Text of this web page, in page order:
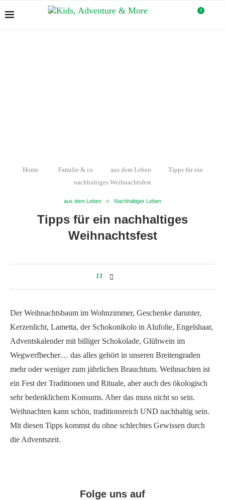
0
Home Familie & co aus dem Leben
Tipps für ein
nachhaltiges Weihnachtsfest
aus dem Leben Nachhaltiger Leben
Tipps für ein nachhaltiges
Weihnachtsfest
11
Der Weihnachtsbaum im Wohnzimmer, Geschenke darunter,
Kerzenlicht, Lametta, der Schokonikolo in Alufolie, Engelshaar,
Adventskalender mit billiger Schokolade, Glühwein im
Wegwerfbecher… das alles gehört in unseren Breitengraden
mehr oder weniger zum jährlichen Brauchtum. Weihnachten ist
ein Fest der Traditionen und Rituale, aber auch des ökologisch
sehr bedenklichem Konsums. Aber das muss nicht so sein.
Weihnachten kann schön, traditionsreich UND nachhaltig sein.
Mit diesen Tipps kommst du ohne schlechtes Gewissen durch
die Adventszeit.
Folge uns auf